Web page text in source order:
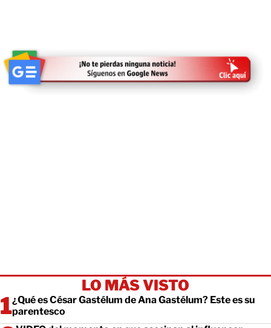
LO MÁS VISTO
¿Qué es César Gastélum de Ana Gastélum? Este es su
parentesco